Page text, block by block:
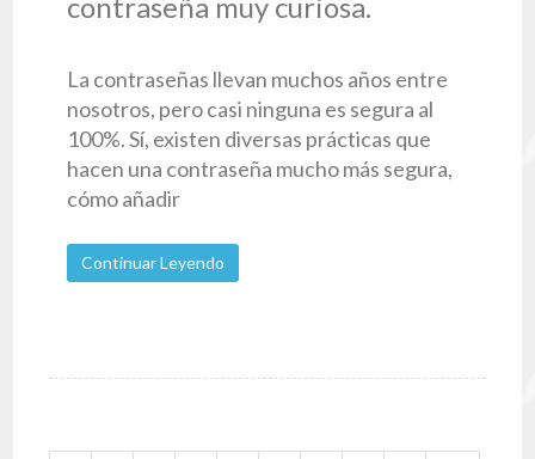
La contraseñas llevan muchos años entre
nosotros, pero casi ninguna es segura al
100%. Sí, existen diversas prácticas que
hacen una contraseña mucho más segura,
cómo añadir
Continuar Leyendo